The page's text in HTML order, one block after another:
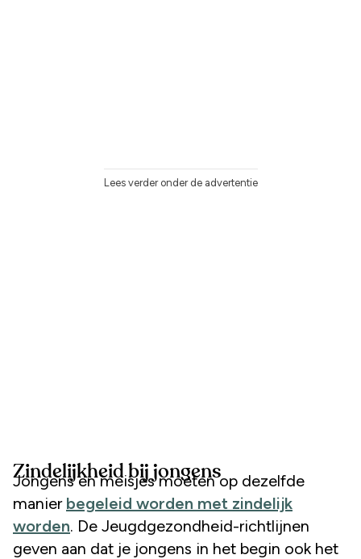
Lees verder onder de advertentie
Zindelijkheid bij jongens
Jongens en meisjes moeten op dezelfde
manier begeleid worden met zindelijk
worden. De Jeugdgezondheid-richtlijnen
geven aan dat je jongens in het begin ook het